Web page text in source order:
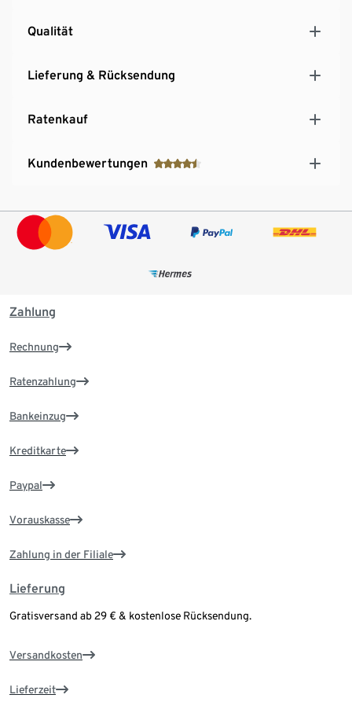
Qualität
Lieferung & Rücksendung
Ratenkauf
Kundenbewertungen
Zahlung
Rechnung
Ratenzahlung
Bankeinzug
Kreditkarte
Paypal
Vorauskasse
Zahlung in der Filiale
Lieferung
Gratisversand ab 29 € & kostenlose Rücksendung.
Versandkosten
Lieferzeit